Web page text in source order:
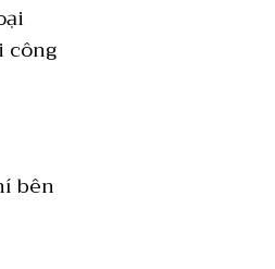
công
bên